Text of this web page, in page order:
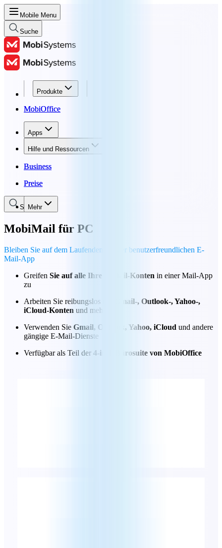
Mobile Menu
Suche
Produkte
MobiOffice
Apps
Hilfe und Ressourcen
Business
Preise
Mehr
Produkte
MobiOffice
Apps
Hilfe und Ressourcen
Business
Preise
Suche
MobiMail für PC
Bleiben Sie auf dem Laufenden mit der benutzerfreundlichen E-
Mail-App
Greifen Sie auf alle Ihre E-Mail-Konten in einer Mail-App
zu
Arbeiten Sie reibungslos mit
Gmail-, Outlook-, Yahoo-,
iCloud-Konten und mehr
Verwenden Sie Gmail, Outlook, Yahoo, iCloud und andere
gängige E-Mail-Dienste
Verfügbar als Teil der 4-in-1-Bürosuite von MobiOffice